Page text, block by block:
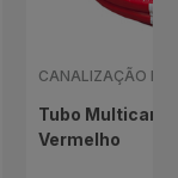
CANALIZAÇÃO E
Tubo
Vermelho